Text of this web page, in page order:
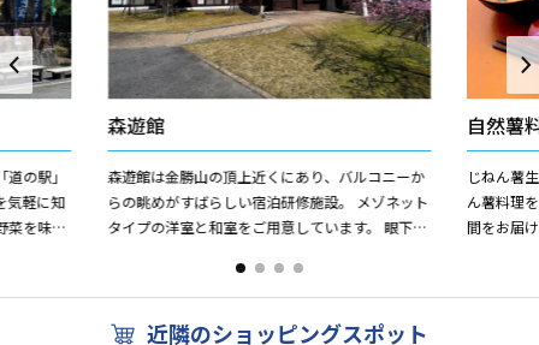
の駅」
気軽に知
菜を味わ
森遊館
森遊館は金勝山の頂上近くにあり、バルコニーか
らの眺めがすばらしい宿泊研修施設。 メゾネット
タイプの洋室と和室をご用意しています。 眼下に
自然薯
じねん薯
ん薯料理
間をお届
近隣のショッピングスポット